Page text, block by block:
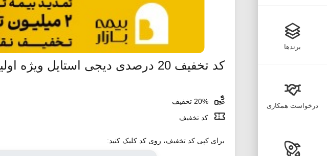
برندها
درخواست همکاری
کد تخفیف 20 درصدی دیجی استایل ویژه اولین سفارش
کد تخفیف
برای کپی کد تخفیف، روی کد کلیک کنید: